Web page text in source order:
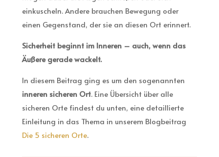
einkuscheln. Andere brauchen Bewegung oder
einen Gegenstand, der sie an diesen Ort erinnert.
Sicherheit beginnt im Inneren – auch, wenn das
Äußere gerade wackelt.
In diesem Beitrag ging es um den sogenannten
inneren sicheren Ort. Eine Übersicht über alle
sicheren Orte findest du unten, eine detaillierte
Einleitung in das Thema in unserem Blogbeitrag
Die 5 sicheren Orte.